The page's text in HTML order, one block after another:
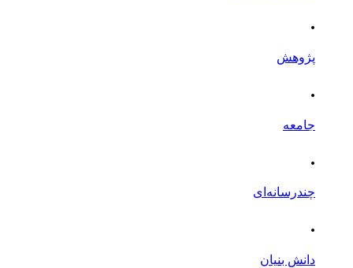
.
پژوهش
.
جامعه
.
چندرسانه‌ای
.
دانش بنیان